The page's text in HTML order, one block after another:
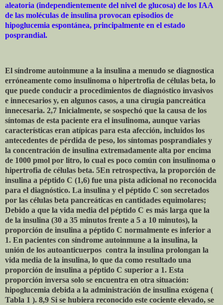
aleatoria (independientemente del nivel de glucosa) de los IAA
de las moléculas de insulina provocan episodios de
hipoglucemia espontánea, principalmente en el estado
posprandial.
El síndrome autoinmune a la insulina a menudo se diagnostica
erróneamente como insulinoma o hipertrofia de células beta, lo
que puede conducir a procedimientos de diagnóstico invasivos
e innecesarios y, en algunos casos, a una cirugía pancreática
innecesaria. 2,7 Inicialmente, se sospechó que la causa de los
síntomas de esta paciente era el insulinoma, aunque varias
características eran atípicas para esta afección, incluidos los
antecedentes de pérdida de peso, los síntomas posprandiales y
la concentración de insulina extremadamente alta por encima
de 1000 pmol por litro, lo cual es poco común con insulinoma o
hipertrofia de células beta. 5En retrospectiva, la proporción de
insulina a péptido C (1,6) fue una pista adicional no reconocida
para el diagnóstico. La insulina y el péptido C son secretados
por las células beta pancreáticas en cantidades equimolares;
Debido a que la vida media del péptido C es más larga que la
de la insulina (30 a 35 minutos frente a 5 a 10 minutos), la
proporción de insulina a péptido C normalmente es inferior a
1. En pacientes con síndrome autoinmune a la insulina, la
unión de los autoanticuerpos contra la insulina prolongan la
vida media de la insulina, lo que da como resultado una
proporción de insulina a péptido C superior a 1. Esta
proporción inversa solo se encuentra en otra situación:
hipoglucemia debida a la administración de insulina exógena (
Tabla 1 ). 8,9 Si se hubiera reconocido este cociente elevado, se